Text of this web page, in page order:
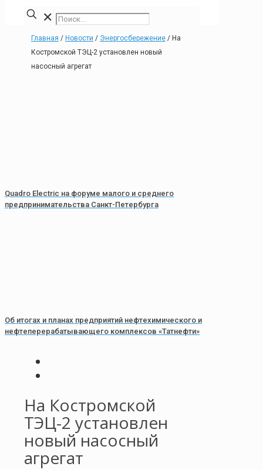
✕
Главная / Новости / Энергосбережение / На
Костромской ТЭЦ-2 установлен новый
насосный агрегат
Quadro Electric на форуме малого и среднего
предпринимательства Санкт-Петербурга
Об итогах и планах предприятий нефтехимического и
нефтеперерабатывающего комплексов «Татнефти»
На Костромской
ТЭЦ-2 установлен
новый насосный
агрегат